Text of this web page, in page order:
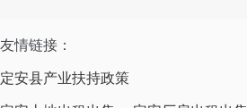
友情链接：
定安县产业扶持政策